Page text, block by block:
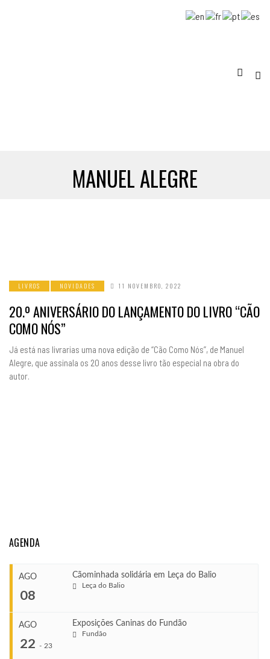
MANUEL ALEGRE
LIVROS NOVIDADES 11 NOVEMBRO, 2022
20.º ANIVERSÁRIO DO LANÇAMENTO DO LIVRO “CÃO
COMO NÓS”
Já está nas livrarias uma nova edição de “Cão Como Nós”, de Manuel
Alegre, que assinala os 20 anos desse livro tão especial na obra do
autor.
AGENDA
AGO
08
Cãominhada solidária em Leça do Balio
Leça do Balio
COMEÇA
Ago 8, 2026
AGO
22 - 23
Exposições Caninas do Fundão
Fundão